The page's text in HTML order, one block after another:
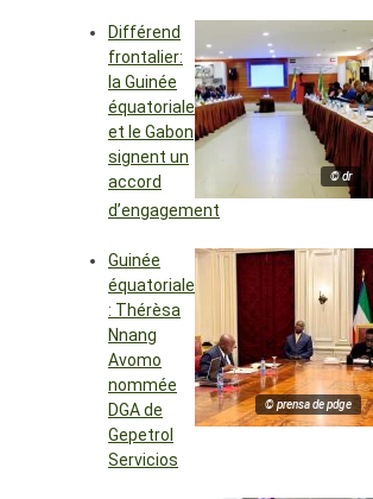
© dr
Différend
frontalier:
la Guinée
équatoriale
et le Gabon
signent un
accord
d’engagement
© prensa de pdge
Guinée
équatoriale
: Thérèsa
Nnang
Avomo
nommée
DGA de
Gepetrol
Servicios